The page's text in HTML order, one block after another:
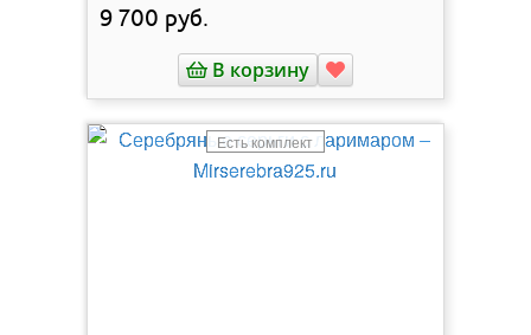
9 700 руб.
В корзину
Есть комплект